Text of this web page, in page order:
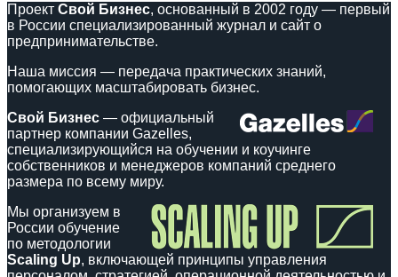
Проект Свой Бизнес, основанный в 2002 году — первый
в России специализированный журнал и сайт о
предпринимательстве.
Наша миссия — передача практических знаний,
помогающих масштабировать бизнес.
Свой Бизнес — официальный
партнер компании Gazelles,
специализирующийся на обучении и коучинге
собственников и менеджеров компаний среднего
размера по всему миру.
Мы организуем в
России обучение
по методологии
Scaling Up, включающей принципы управления